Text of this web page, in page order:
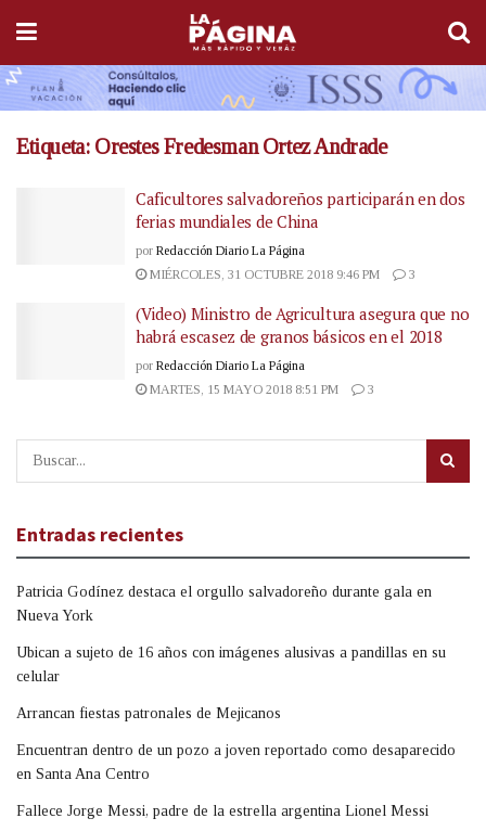
Etiqueta: Orestes Fredesman Ortez Andrade
Caficultores salvadoreños participarán en dos
ferias mundiales de China
por Redacción Diario La Página
MIÉRCOLES, 31 OCTUBRE 2018 9:46 PM
3
(Video) Ministro de Agricultura asegura que no
habrá escasez de granos básicos en el 2018
por Redacción Diario La Página
MARTES, 15 MAYO 2018 8:51 PM
3
Entradas recientes
Patricia Godínez destaca el orgullo salvadoreño durante gala en
Nueva York
Ubican a sujeto de 16 años con imágenes alusivas a pandillas en su
celular
Arrancan fiestas patronales de Mejicanos
Encuentran dentro de un pozo a joven reportado como desaparecido
en Santa Ana Centro
Fallece Jorge Messi, padre de la estrella argentina Lionel Messi